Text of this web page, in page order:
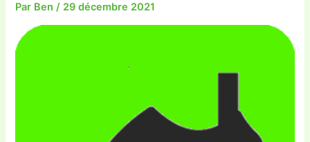
Par Ben/ 29 décembre 2021